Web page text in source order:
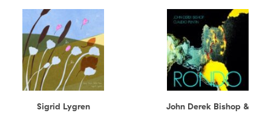
Sigrid Lygren
John Derek Bishop &